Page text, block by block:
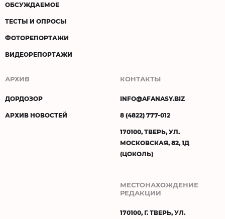
ОБСУЖДАЕМОЕ
ТЕСТЫ И ОПРОСЫ
ФОТОРЕПОРТАЖИ
ВИДЕОРЕПОРТАЖИ
АРХИВ
ДОРДОЗОР
АРХИВ НОВОСТЕЙ
КОНТАКТЫ
INFO@AFANASY.BIZ
8 (4822) 777-012
170100, ТВЕРЬ, УЛ.
МОСКОВСКАЯ, 82, 1Д
(ЦОКОЛЬ)
МЕСТОНАХОЖДЕНИЕ
РЕДАКЦИИ
170100, Г. ТВЕРЬ, УЛ.